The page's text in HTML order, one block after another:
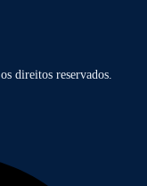
direitos reservados.